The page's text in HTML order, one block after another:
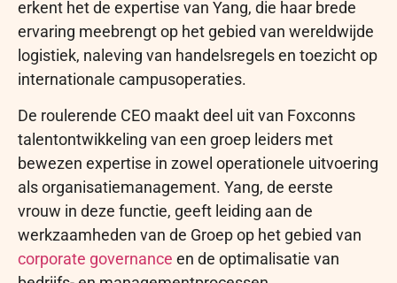
erkent het de expertise van Yang, die haar brede
ervaring meebrengt op het gebied van wereldwijde
logistiek, naleving van handelsregels en toezicht op
internationale campusoperaties.
De roulerende CEO maakt deel uit van Foxconns
talentontwikkeling van een groep leiders met
bewezen expertise in zowel operationele uitvoering
als organisatiemanagement. Yang, de eerste
vrouw in deze functie, geeft leiding aan de
werkzaamheden van de Groep op het gebied van
corporate governance en de optimalisatie van